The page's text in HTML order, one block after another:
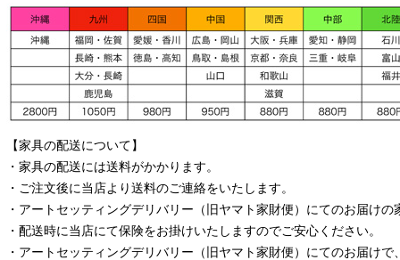
【家具の配送について】
・家具の配送には送料がかかります。
・ご注文後に当店より送料のご連絡をいたします。
・ アートセッティングデリバリー （旧ヤマト家財便） にてのお届けの
・配送時に当店にて保険をお掛けいたしますのでご安心ください。
・ アートセッティングデリバリー （旧ヤマト家財便） にてのお届けで